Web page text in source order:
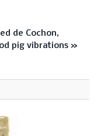
de Cochon,
pig vibrations »